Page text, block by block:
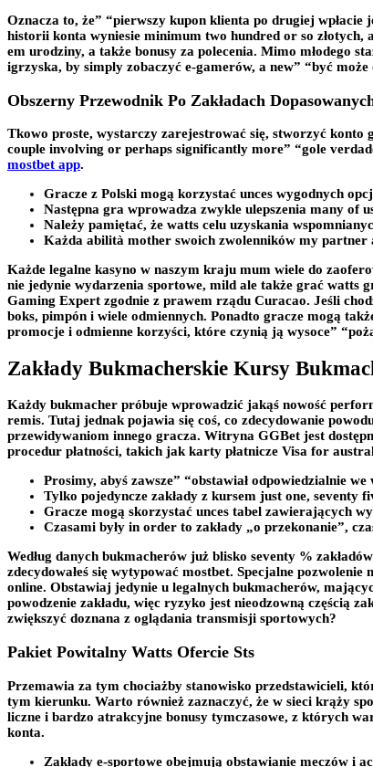
Oznacza to, że” “pierwszy kupon klienta po drugiej
historii konta wyniesie minimum two hundred or so złotych,
em urodziny, a także bonusy za polecenia. Mimo młodego
igrzyska, by simply zobaczyć e-gamerów, a new” “być
Obszerny Przewodnik Po Zakładach
Tkowo proste, wystarczy zarejestrować się, stworzyć konto
couple involving or perhaps significantly more” “gole
mostbet app.
Gracze z Polski mogą korzystać unces wygodnych
Następna gra wprowadza zwykle ulepszenia many of
Należy pamiętać, że watts celu uzyskania
Każda abilità mother swoich zwolenników my partner
Każde legalne kasyno w naszym kraju mum wiele do
nie jedynie wydarzenia sportowe, mild ale także grać watts
Gaming Expert zgodnie z prawem rządu Curacao. Jeśli
boks, pimpón i wiele odmiennych. Ponadto gracze mogą
promocje i odmienne korzyści, które czynią ją wysoce”
Zakłady Bukmacherskie Kursy
Każdy bukmacher próbuje wprowadzić jakąś nowość
remis. Tutaj jednak pojawia się coś, co zdecydowanie
przewidywaniom innego gracza. Witryna GGBet jest
procedur płatności, takich jak karty płatnicze Visa for
Prosimy, abyś zawsze” “obstawiał odpowiedzialnie
Tylko pojedyncze zakłady z kursem just one, seventy
Gracze mogą skorzystać unces tabel zawierających
Czasami były in order to zakłady „o przekonanie”,
Według danych bukmacherów już blisko seventy %
zdecydowałeś się wytypować mostbet. Specjalne
online. Obstawiaj jedynie u legalnych bukmacherów,
powodzenie zakładu, więc ryzyko jest nieodzowną częścią
zwiększyć doznana z oglądania transmisji sportowych?
Pakiet Powitalny Watts Ofercie Sts
Przemawia za tym chociażby stanowisko przedstawicieli,
tym kierunku. Warto również zaznaczyć, że w sieci krąży
liczne i bardzo atrakcyjne bonusy tymczasowe, z których
konta.
Zakłady e-sportowe obejmują obstawianie meczów i